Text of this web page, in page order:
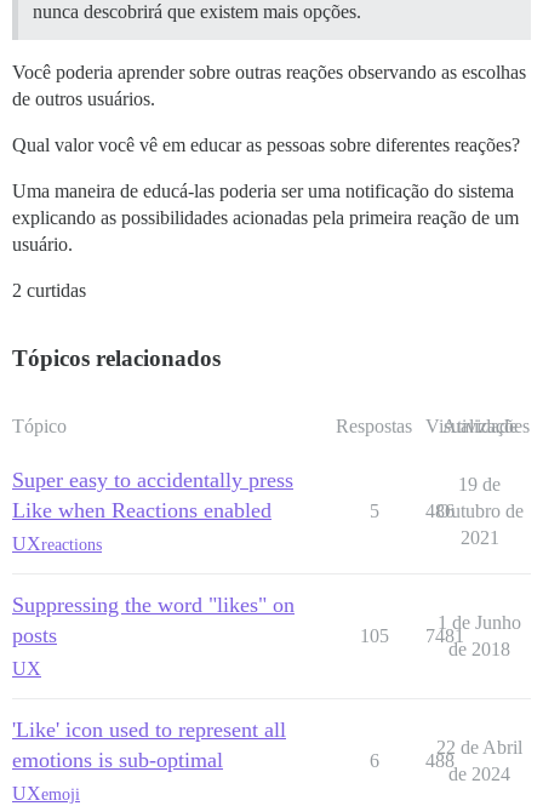
nunca descobrirá que existem mais opções.
Você poderia aprender sobre outras reações observando as escolhas
de outros usuários.
Qual valor você vê em educar as pessoas sobre diferentes reações?
Uma maneira de educá-las poderia ser uma notificação do sistema
explicando as possibilidades acionadas pela primeira reação de um
usuário.
2 curtidas
Tópicos relacionados
Tópico Respostas Visualizações
Atividade
Super easy to accidentally press
Like when Reactions enabled
UXreactions
5 486
19 de
Outubro de
2021
Suppressing the word "likes" on
posts
UX
105 7481
1 de Junho
de 2018
'Like' icon used to represent all
emotions is sub-optimal
UXemoji
6 488
22 de Abril
de 2024